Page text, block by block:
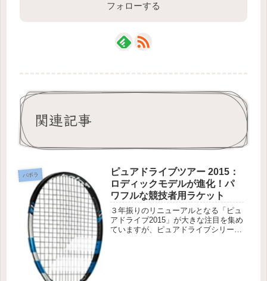
フォローする
関連記事
バボラ
ピュアドライブツアー 2015：
ロディックモデルが進化！パ
ワフルな競技者用ラケット
３年振りのリニューアルとなる「ピュ
アドライブ2015」が大きな注目を集め
ていますが、ピュアドライブシリーズ